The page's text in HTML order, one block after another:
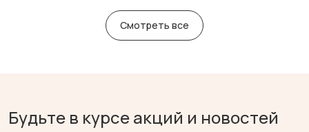
Смотреть все
Будьте в курсе акций и новостей